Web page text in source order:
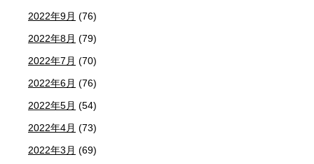
2022年9月 (76)
2022年8月 (79)
2022年7月 (70)
2022年6月 (76)
2022年5月 (54)
2022年4月 (73)
2022年3月 (69)